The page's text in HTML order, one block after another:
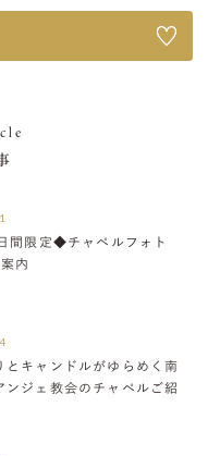
間限定◆チャペルフォト
内
とキャンドルがゆらめく南
ンジェ教会のチャペルご紹